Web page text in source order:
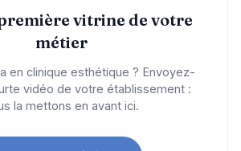
vitrine de votre
métier
en clinique esthétique ? Envoyez-
vidéo de votre établissement :
la mettons en avant ici.